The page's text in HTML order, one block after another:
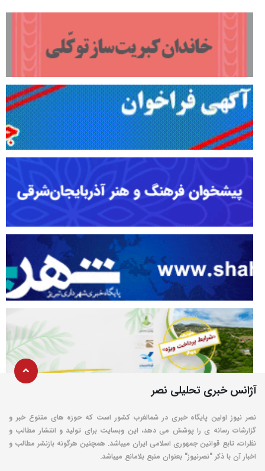
آژانس خبری تحلیلی نصر
نصر نیوز اولین پایگاه خبری در شمالغرب کشور است که حوزه های متنوع خبر و
گزارشات رسانه ی را پوشش می دهد، این وبسایت برای تولید و انتشار مطالب و
نظرات، تابع قوانین جمهوری اسلامی ایران میباشد. همچنین هرگونه بازنشر مطالب و
اخبار آن با ذکر "نصرنیوز" بعنوان منبع بلامانع میباشد.